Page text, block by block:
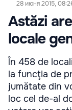
28 июня 2015,
Astăzi
locale
În 458 de
la funcţia de
jumătate din
loc cel de-al